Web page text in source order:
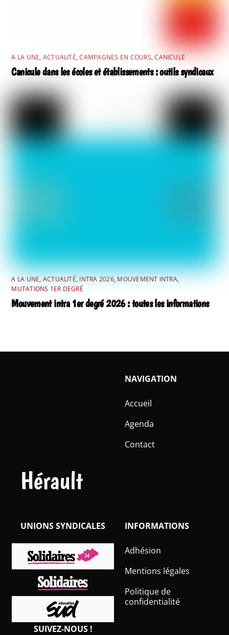
A LA UNE, ACTUALITÉ,CAMPAGNES EN COURS,CANICULE
Canicule dans les écoles et établissements : outils syndicaux
A LA UNE,ACTUALITÉ,INTRA 2026,MOUVEMENT INTRA,
MUTATIONS 1ER DEGRÉ
Mouvement intra 1er degré 2026 : toutes les informations
Hérault
NAVIGATION
Accueil
Agenda
Contact
INFORMATIONS
Adhésion
Mentions légales
Politique de
confidentialité
SUIVEZ-NOUS !
UNIONS SYNDICALES